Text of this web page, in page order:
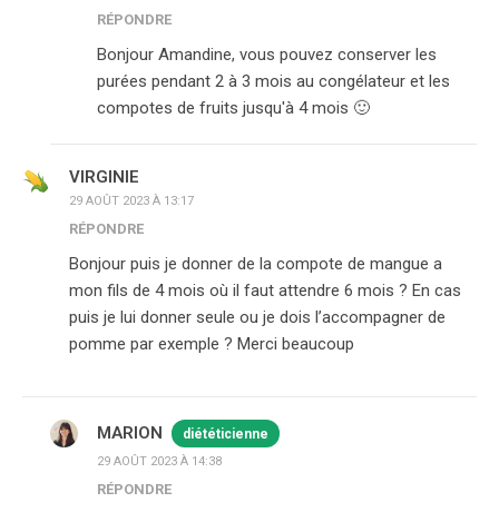
RÉPONDRE
Bonjour Amandine, vous pouvez conserver les
purées pendant 2 à 3 mois au congélateur et les
compotes de fruits jusqu'à 4 mois 🙂
VIRGINIE
29 AOÛT 2023 À 13:17
RÉPONDRE
Bonjour puis je donner de la compote de mangue a
mon fils de 4 mois où il faut attendre 6 mois ? En cas
puis je lui donner seule ou je dois l’accompagner de
pomme par exemple ? Merci beaucoup
MARION diététicienne
29 AOÛT 2023 À 14:38
RÉPONDRE